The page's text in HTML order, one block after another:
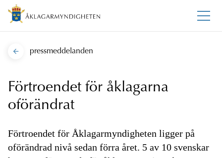
pressmeddelanden
Förtroendet för åklagarna
oförändrat
Förtroendet för Åklagarmyndigheten ligger på
oförändrad nivå sedan förra året. 5 av 10 svenskar